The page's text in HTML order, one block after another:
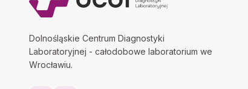
Dolnośląskie Centrum Diagnostyki
Laboratoryjnej - całodobowe laboratorium we
Wrocławiu.